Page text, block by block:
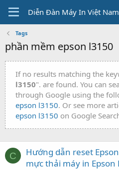
Diễn Đàn Máy In Việt Nam
Tags
phần mềm epson l3150
If no results matching the
l3150". are found. You can
through Google using the
epson l3150. Or see more
epson l3150 on Google
C
Hướng dẫn reset
mực thải máy in Epson